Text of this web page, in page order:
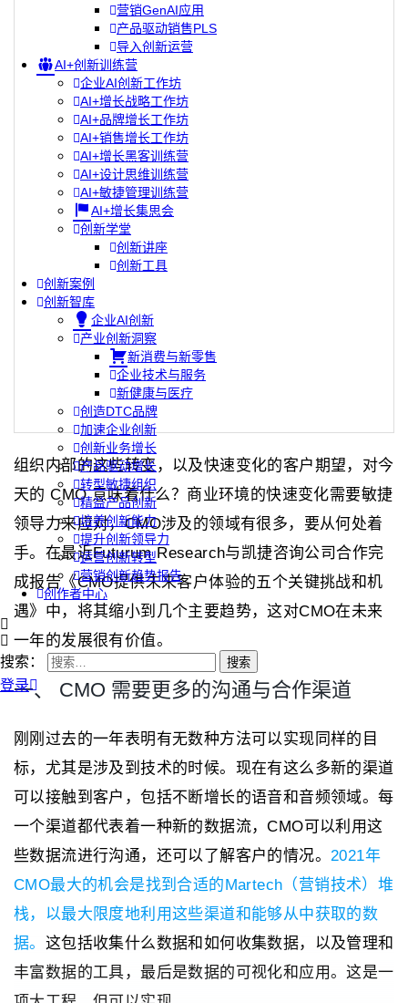
营销GenAI应用
产品驱动销售PLS
导入创新运营
AI+创新训练营
企业AI创新工作坊
AI+增长战略工作坊
AI+品牌增长工作坊
AI+销售增长工作坊
AI+增长黑客训练营
AI+设计思维训练营
AI+敏捷管理训练营
AI+增长集思会
创新学堂
创新讲座
创新工具
创新案例
创新智库
企业AI创新
产业创新洞察
新消费与新零售
企业技术与服务
新健康与医疗
创造DTC品牌
加速企业创新
创新业务增长
产品驱动增长
转型敏捷组织
精益产品创新
培养创新能力
提升创新领导力
运营创新转型
营销创新趋势报告
创作者中心
搜索：
登录
组织内部的这些转变，以及快速变化的客户期望，对今
天的 CMO 意味着什么？商业环境的快速变化需要敏捷
领导力来应对，CMO涉及的领域有很多，要从何处着
手。在最近Futurum Research与凯捷咨询公司合作完
成报告《CMO提供未来客户体验的五个关键挑战和机
遇》中，将其缩小到几个主要趋势，这对CMO在未来
一年的发展很有价值。
一、 CMO 需要更多的沟通与合作渠道
刚刚过去的一年表明有无数种方法可以实现同样的目
标，尤其是涉及到技术的时候。现在有这么多新的渠道
可以接触到客户，包括不断增长的语音和音频领域。每
一个渠道都代表着一种新的数据流，CMO可以利用这
些数据流进行沟通，还可以了解客户的情况。 2021年
CMO最大的机会是找到合适的Martech（营销技术）堆
栈，以最大限度地利用这些渠道和能够从中获取的数
据。 这包括收集什么数据和如何收集数据，以及管理和
丰富数据的工具，最后是数据的可视化和应用。这是一